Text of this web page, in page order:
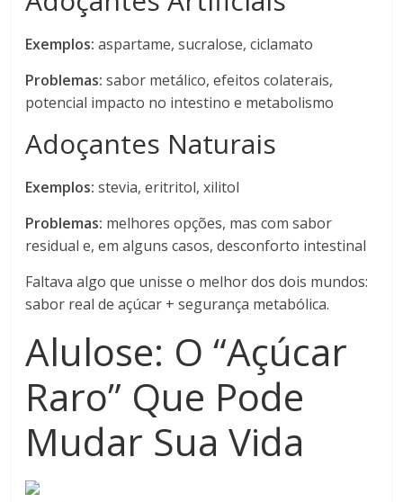
Exemplos: aspartame, sucralose, ciclamato
Problemas: sabor metálico, efeitos colaterais,
potencial impacto no intestino e metabolismo
Adoçantes Naturais
Exemplos: stevia, eritritol, xilitol
Problemas: melhores opções, mas com sabor
residual e, em alguns casos, desconforto intestinal
Faltava algo que unisse o melhor dos dois mundos:
sabor real de açúcar + segurança metabólica.
Alulose: O “Açúcar
Raro” Que Pode
Mudar Sua Vida